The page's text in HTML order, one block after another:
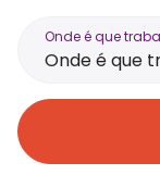
Onde é que
Onde é que